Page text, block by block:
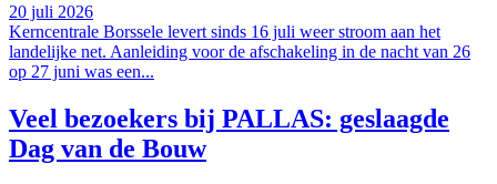
20 juli 2026
Kerncentrale Borssele levert sinds 16 juli weer stroom aan het
landelijke net. Aanleiding voor de afschakeling in de nacht van 26
op 27 juni was een...
Veel bezoekers bij PALLAS: geslaagde
Dag van de Bouw